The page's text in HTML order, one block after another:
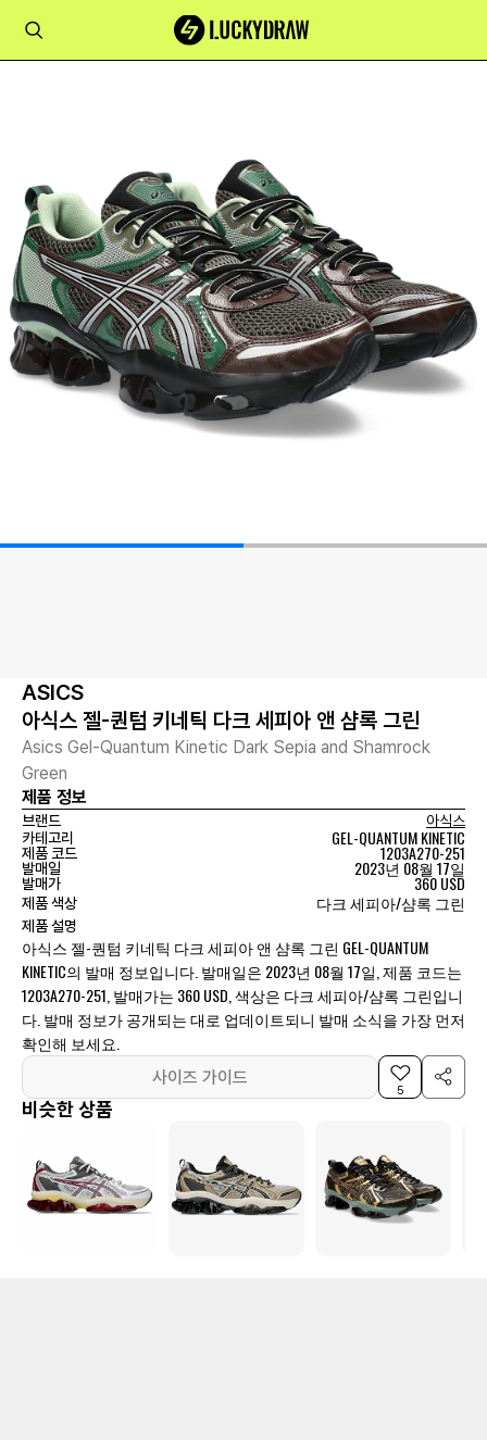
ASICS
아식스 젤-퀀텀 키네틱 다크 세피아 앤 샴록 그린
Asics Gel-Quantum Kinetic Dark Sepia and Shamrock
Green
제품 정보
브랜드
아식스
카테고리
GEL-QUANTUM KINETIC
제품 코드 1203A270-251
발매일 2023년 08월 17일
발매가 360 USD
제품 색상 다크 세피아/샴록 그린
제품 설명
아식스 젤-퀀텀 키네틱 다크 세피아 앤 샴록 그린 GEL-QUANTUM
KINETIC의 발매 정보입니다. 발매일은 2023년 08월 17일, 제품 코드는
1203A270-251, 발매가는 360 USD, 색상은 다크 세피아/샴록 그린입니
다. 발매 정보가 공개되는 대로 업데이트되니 발매 소식을 가장 먼저
확인해 보세요.
사이즈 가이드
5
비슷한 상품